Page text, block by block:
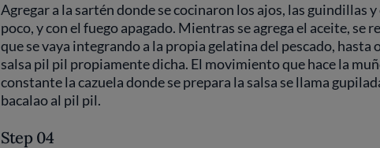
Agregar a la sartén donde se cocinaron los ajos, las guindillas
poco, y con el fuego apagado. Mientras se agrega el aceite, se
que se vaya integrando a la propia gelatina del pescado, hasta
salsa pil pil propiamente dicha. El movimiento que hace la
constante la cazuela donde se prepara la salsa se llama
bacalao al pil pil.
Step 04